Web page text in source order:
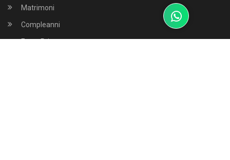
Matrimoni
Compleanni
Feste Private